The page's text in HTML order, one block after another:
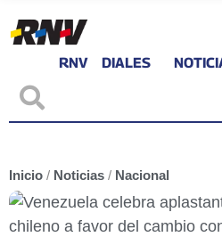
RNV DIALES
Inicio / Noticias / Nacional